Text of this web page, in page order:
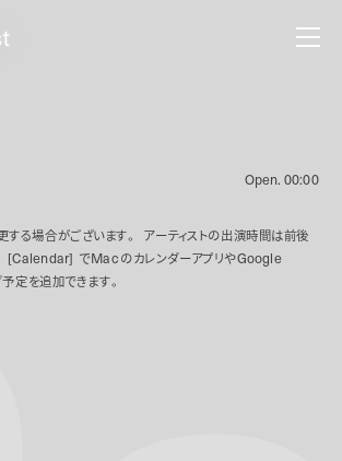
Open. 00:00
る場合がございます。
アーティストの出演時間は前後
[Calendar] でMacのカレンダーアプリやGoogle
定を追加できます。